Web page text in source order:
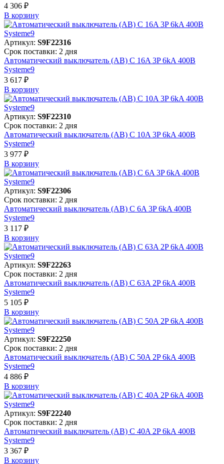
4 306 ₽
В корзинy
Артикул: S9F22316
Срок поставки: 2 дня
Автоматический выключатель (АВ) C 16A 3P 6kA 400В
Systeme9
3 617 ₽
В корзинy
Артикул: S9F22310
Срок поставки: 2 дня
Автоматический выключатель (АВ) C 10A 3P 6kA 400В
Systeme9
3 977 ₽
В корзинy
Артикул: S9F22306
Срок поставки: 2 дня
Автоматический выключатель (АВ) C 6A 3P 6kA 400В
Systeme9
3 117 ₽
В корзинy
Артикул: S9F22263
Срок поставки: 2 дня
Автоматический выключатель (АВ) C 63A 2P 6kA 400В
Systeme9
5 105 ₽
В корзинy
Артикул: S9F22250
Срок поставки: 2 дня
Автоматический выключатель (АВ) C 50A 2P 6kA 400В
Systeme9
4 886 ₽
В корзинy
Артикул: S9F22240
Срок поставки: 2 дня
Автоматический выключатель (АВ) C 40A 2P 6kA 400В
Systeme9
3 367 ₽
В корзинy